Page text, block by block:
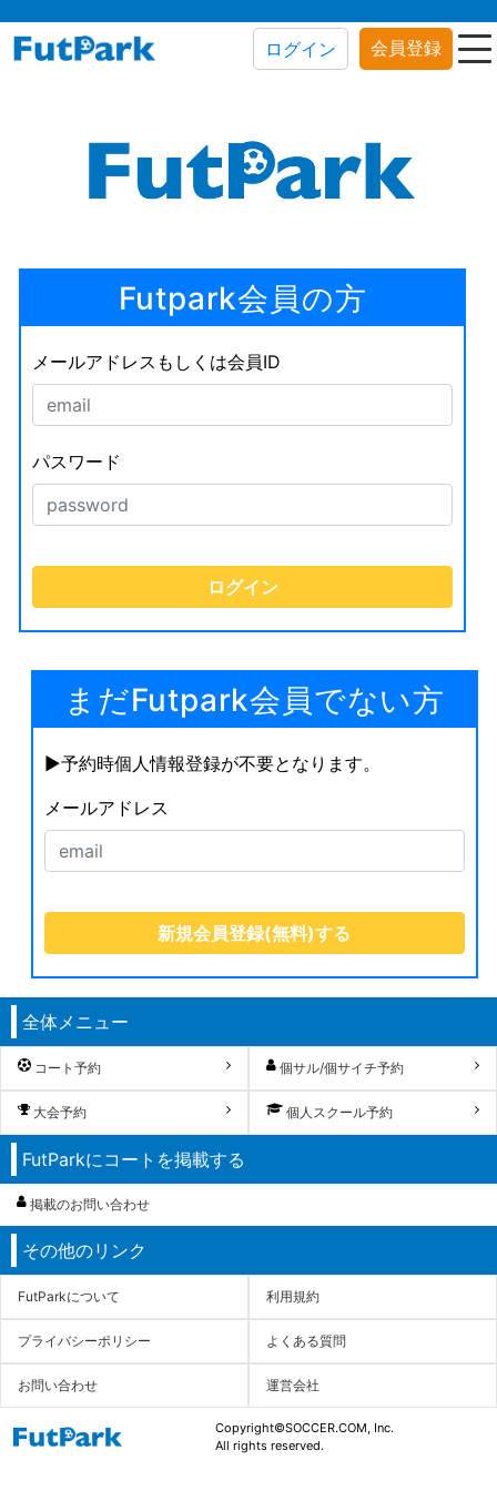
ログイン 会員登録
Futpark会員の方
メールアドレスもしくは会員ID
パスワード
まだFutpark会員でない方
▶︎予約時個人情報登録が不要となります。
メールアドレス
全体メニュー
コート予約 個サル/個サイチ予約
大会予約 個人スクール予約
FutParkにコートを掲載する
掲載のお問い合わせ
その他のリンク
FutParkについて 利用規約
プライバシーポリシー よくある質問
お問い合わせ 運営会社
Copyright©SOCCER.COM, Inc.
All rights reserved.